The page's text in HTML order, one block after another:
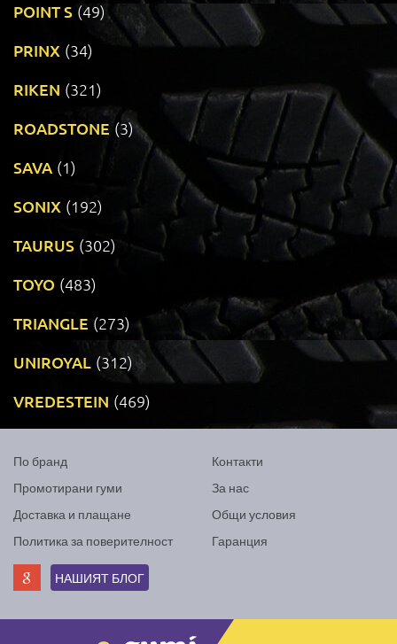
POINT S (49)
PRINX (34)
RIKEN (321)
ROADSTONE (3)
SAVA (1)
SONIX (192)
TAURUS (302)
TOYO (483)
TRIANGLE (273)
UNIROYAL (312)
VREDESTEIN (469)
По бранд
Промотирани гуми
Доставка и плащане
Политика за поверителност
Контакти
За нас
Общи условия
Гаранция
НАШИЯТ БЛОГ